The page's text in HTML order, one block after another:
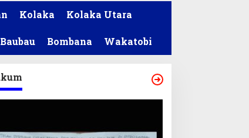
Kolaka Kolaka Utara
Baubau Bombana Wakatobi